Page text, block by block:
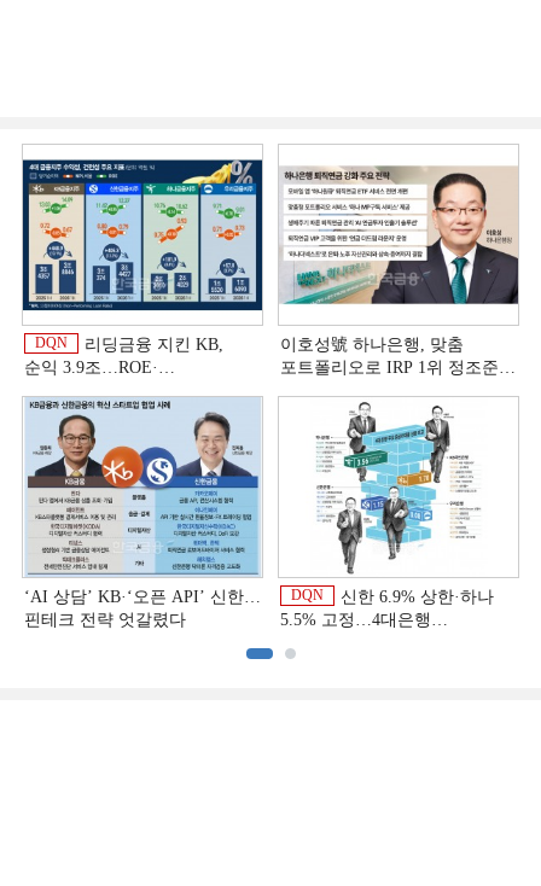
DQN
리딩금융 지킨 KB,
순익 3.9조…ROE·
상반기 금융 리그테이블]
이호성號 하나은행, 맞춤
포트폴리오로 IRP 1위 정조준
‘AI 상담’ KB·‘오픈 API’ 신한…
핀테크 전략 엇갈렸다
DQN
신한 6.9% 상한·하나
5.5% 고정…4대은행